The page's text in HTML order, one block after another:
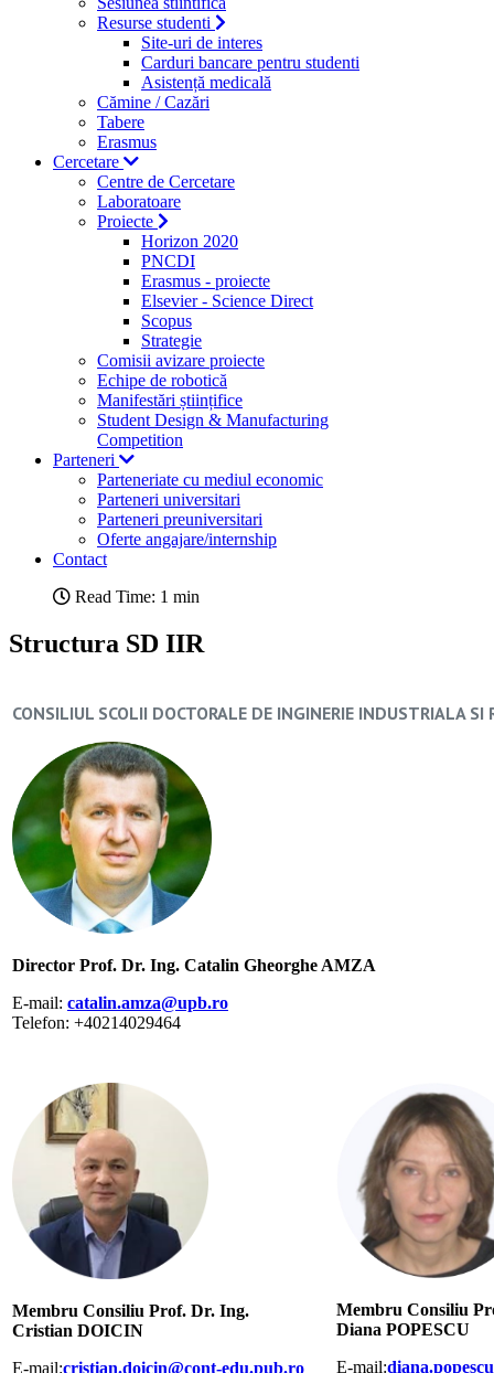
Resurse studenti
Site-uri de interes
Carduri bancare pentru studenti
Asistență medicală
Cămine / Cazări
Tabere
Erasmus
Cercetare
Centre de Cercetare
Laboratoare
Proiecte
Horizon 2020
PNCDI
Erasmus - proiecte
Elsevier - Science Direct
Scopus
Strategie
Comisii avizare proiecte
Echipe de robotică
Manifestări științifice
Student Design & Manufacturing
Competition
Parteneri
Parteneriate cu mediul economic
Parteneri universitari
Parteneri preuniversitari
Oferte angajare/internship
Contact
Read Time: 1 min
Structura SD IIR
CONSILIUL SCOLII DOCTORALE DE INGINERIE INDUSTRIALA SI
Director Prof. Dr. Ing. Catalin Gheorghe AMZA
E-mail: catalin.amza@upb.ro
Telefon: +40214029464
Membru Consiliu Prof. Dr. Ing.
Cristian DOICIN
E-mail:cristian.doicin@cont-edu.pub.ro
Membru Consiliu
Diana POPESCU
E-mail: